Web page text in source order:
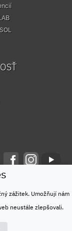
zážitek. Umožňují nám
neustále zlepšovali.
osobných údajov